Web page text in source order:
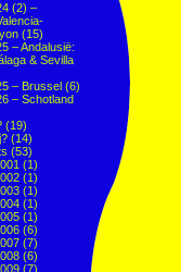
(2) –
(15)
– Andalusië:
& Sevilla
– Brussel (6)
– Schotland
(19)
(14)
(53)
(1)
(1)
(1)
(1)
(1)
(6)
(7)
(6)
(7)